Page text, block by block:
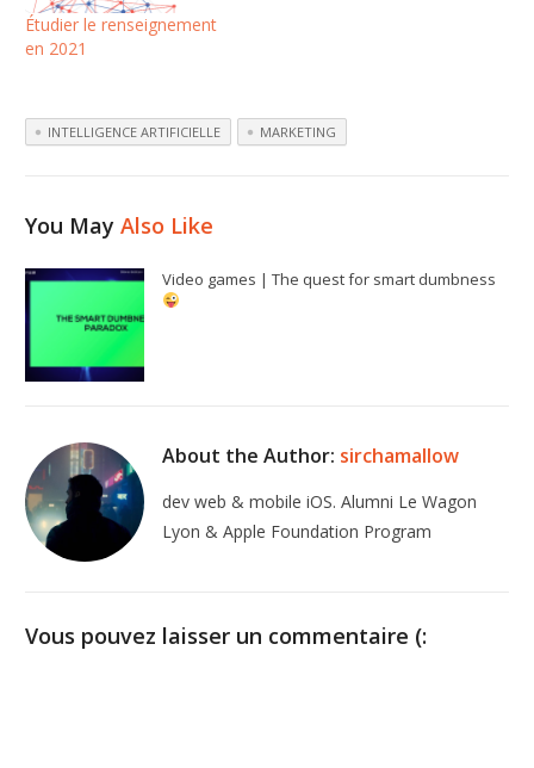
Étudier le renseignement
en 2021
INTELLIGENCE ARTIFICIELLE MARKETING
You MayAlso Like
Video games | The quest for smart dumbness
About the Author: sirchamallow
dev web & mobile iOS. Alumni Le Wagon
Lyon & Apple Foundation Program
Vous pouvez laisser un commentaire (: